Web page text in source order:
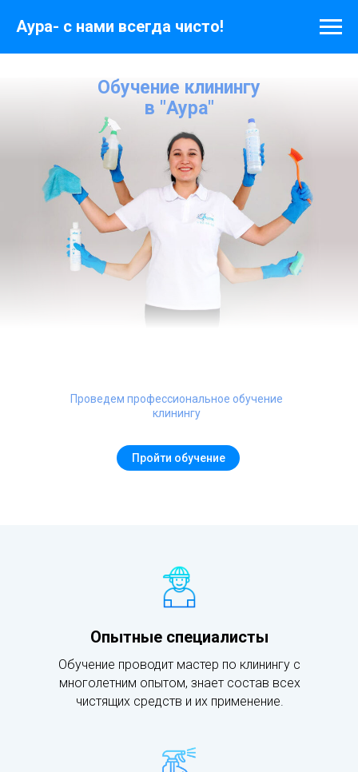
Аура- с нами всегда чисто!
Обучение клинингу
в "Аура"
Проведем профессиональное обучение
клинингу
Пройти обучение
Обучение проводит мастер по клинингу с
многолетним опытом, знает состав всех
чистящих средств и их применение.
Опытные специалисты